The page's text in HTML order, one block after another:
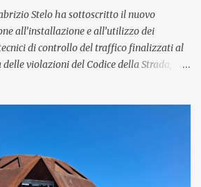
Stelo ha sottoscritto il nuovo
all’installazione e all’utilizzo dei
di controllo del traffico finalizzati al
violazioni del Codice della Strada,
del superamento dei limiti di velocità. Il
Prefetto, è stato emanato a seguito del